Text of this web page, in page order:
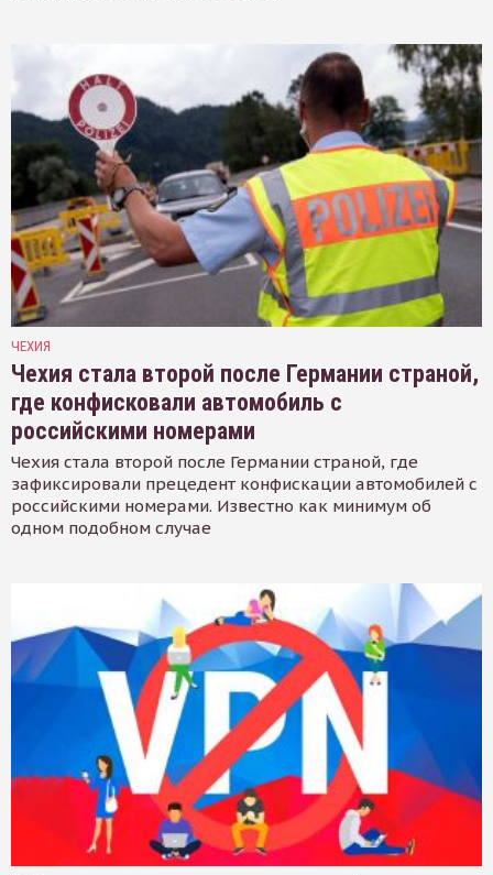
ЧЕХИЯ
Чехия стала второй после Германии страной,
где конфисковали автомобиль с
российскими номерами
Чехия стала второй после Германии страной, где
зафиксировали прецедент конфискации автомобилей с
российскими номерами. Известно как минимум об
одном подобном случае